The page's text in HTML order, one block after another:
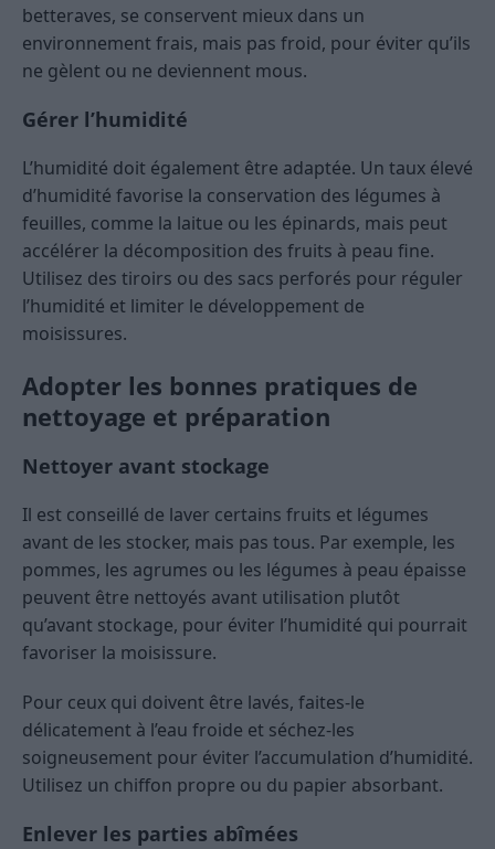
betteraves, se conservent mieux dans un
environnement frais, mais pas froid, pour éviter qu’ils
ne gèlent ou ne deviennent mous.
Gérer l’humidité
L’humidité doit également être adaptée. Un taux élevé
d’humidité favorise la conservation des légumes à
feuilles, comme la laitue ou les épinards, mais peut
accélérer la décomposition des fruits à peau fine.
Utilisez des tiroirs ou des sacs perforés pour réguler
l’humidité et limiter le développement de
moisissures.
Adopter les bonnes pratiques de
nettoyage et préparation
Nettoyer avant stockage
Il est conseillé de laver certains fruits et légumes
avant de les stocker, mais pas tous. Par exemple, les
pommes, les agrumes ou les légumes à peau épaisse
peuvent être nettoyés avant utilisation plutôt
qu’avant stockage, pour éviter l’humidité qui pourrait
favoriser la moisissure.
Pour ceux qui doivent être lavés, faites-le
délicatement à l’eau froide et séchez-les
soigneusement pour éviter l’accumulation d’humidité.
Utilisez un chiffon propre ou du papier absorbant.
Enlever les parties abîmées